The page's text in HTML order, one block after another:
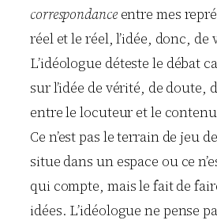
correspondanceentre mes
réel et le réel, l’idée, donc, de
L’idéologue déteste le débat
sur l’idée de vérité, de doute,
entre le locuteur et le
Ce n’est pas le terrain de jeu
situe dans un espace ou ce
qui compte, mais le fait de
idées. L’idéologue ne pense